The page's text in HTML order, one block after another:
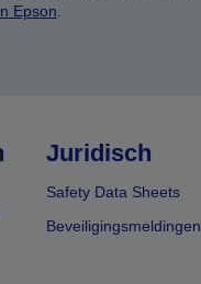
Epson
Juridisch
Safety Data Sheets
Beveiligingsmeldingen